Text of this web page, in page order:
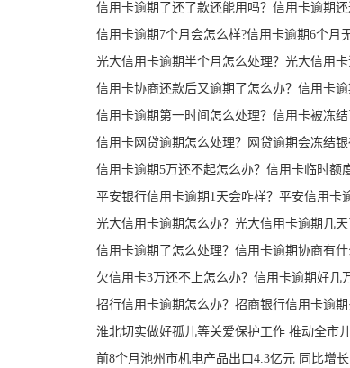
信用卡逾期了还了款还能用吗？信用卡逾期
信用卡逾期7个月会怎么样?信用卡逾期6个月
光大信用卡逾期半个月怎么处理？光大信用卡
信用卡协商还款后又逾期了怎么办？信用卡
信用卡逾期第一时间怎么处理？信用卡被冻
信用卡网贷逾期怎么处理？网贷逾期会冻结银
信用卡逾期5万还不起怎么办？信用卡临时额
平安银行信用卡逾期1天会咋样？平安信用卡
光大信用卡逾期怎么办？光大信用卡逾期几
信用卡逾期了怎么处理？信用卡逾期协商有什
欠信用卡3万还不上怎么办？信用卡逾期好几
招行信用卡逾期怎么办？招商银行信用卡逾
淮北切实做好孤儿等关爱保护工作 推动全市
前8个月池州市机电产品出口4.3亿元 同比增长